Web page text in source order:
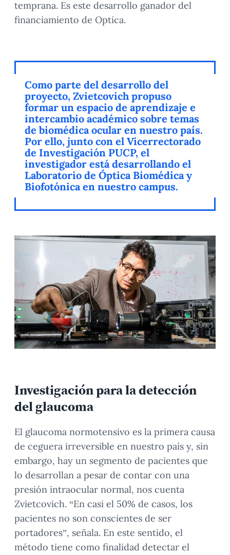
temprana. Es este desarrollo ganador del
financiamiento de Optica.
Como parte del desarrollo del
proyecto, Zvietcovich propuso
formar un espacio de aprendizaje e
intercambio académico sobre temas
de biomédica ocular en nuestro país.
Por ello, junto con el Vicerrectorado
de Investigación PUCP, el
investigador está desarrollando el
Laboratorio de Óptica Biomédica y
Biofotónica en nuestro campus.
Investigación para la detección
del glaucoma
El glaucoma normotensivo es la primera causa
de ceguera irreversible en nuestro país y, sin
embargo, hay un segmento de pacientes que
lo desarrollan a pesar de contar con una
presión intraocular normal, nos cuenta
Zvietcovich. “En casi el 50% de casos, los
pacientes no son conscientes de ser
portadores”, señala. En este sentido, el
método tiene como finalidad detectar el